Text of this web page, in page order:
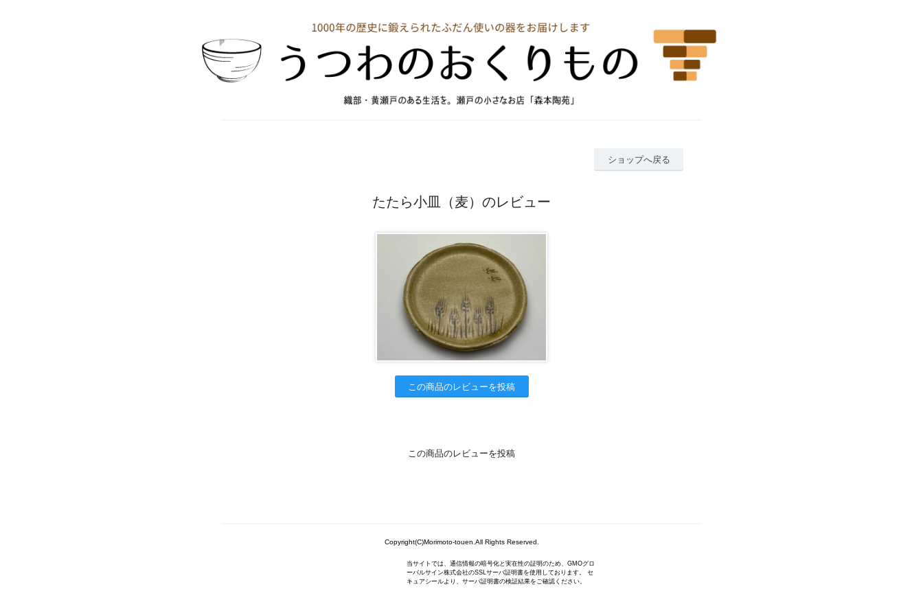
ショップへ戻る
たたら小皿（麦）のレビュー
この商品のレビューを投稿
この商品のレビューを投稿
Copyright(C)Morimoto-touen.All Rights Reserved.
当サイトでは、通信情報の暗号化と実在性の証明のため、GMOグロ
ーバルサイン株式会社のSSLサーバ証明書を使用しております。 セ
キュアシールより、サーバ証明書の検証結果をご確認ください。